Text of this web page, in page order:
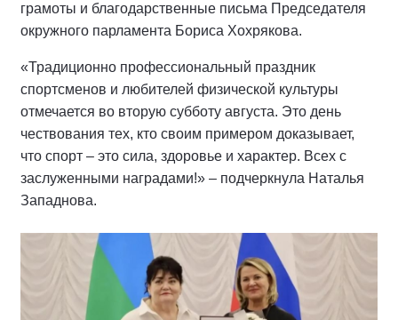
грамоты и благодарственные письма Председателя
окружного парламента Бориса Хохрякова.
«Традиционно профессиональный праздник
спортсменов и любителей физической культуры
отмечается во вторую субботу августа. Это день
чествования тех, кто своим примером доказывает,
что спорт – это сила, здоровье и характер. Всех с
заслуженными наградами!» – подчеркнула Наталья
Западнова.